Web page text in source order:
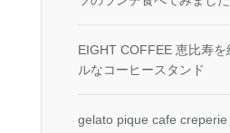
EIGHT COFFEE 恵比寿
ルなコーヒースタンド
gelato pique cafe creperie